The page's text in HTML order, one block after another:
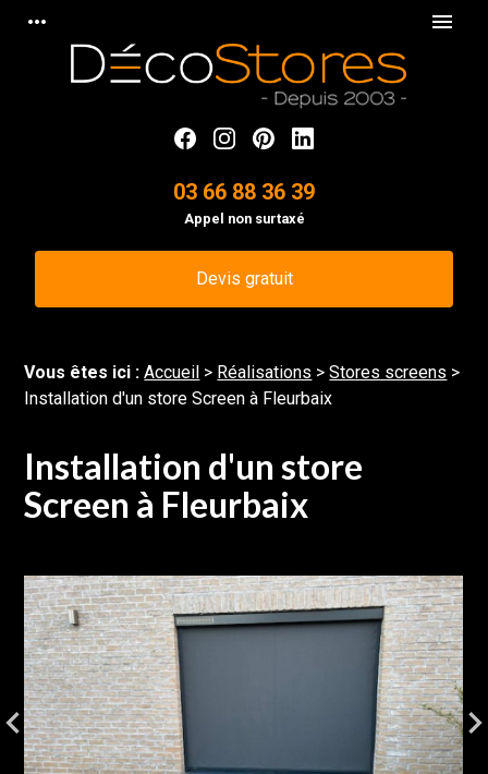
more_horiz menu
03 66 88 36 39
Appel non surtaxé
Devis gratuit
Vous êtes ici :Accueil > Réalisations >Stores screens >
Installation d'un store Screen à Fleurbaix
Installation d'un store
Screen à Fleurbaix